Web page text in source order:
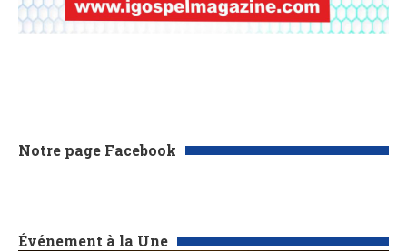
Notre page Facebook
Événement à la Une